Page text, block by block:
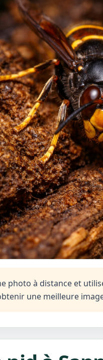
photo à distance et
une meilleure